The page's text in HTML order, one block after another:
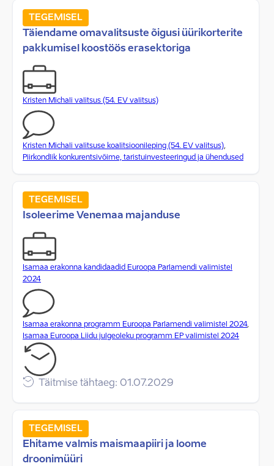
TEGEMISEL
Täiendame omavalitsuste õigusi üürikorterite
pakkumisel koostöös erasektoriga
Kristen Michali valitsus (54. EV valitsus)
Kristen Michali valitsuse koalitsioonileping (54. EV valitsus),
Piirkondlik konkurentsivõime, taristuinvesteeringud ja ühendused
TEGEMISEL
Isoleerime Venemaa majanduse
Isamaa erakonna kandidaadid Euroopa Parlamendi valimistel
2024
Isamaa erakonna programm Euroopa Parlamendi valimistel 2024,
Isamaa Euroopa Liidu julgeoleku programm EP valimistel 2024
Täitmise tähtaeg: 01.07.2029
TEGEMISEL
Ehitame valmis maismaapiiri ja loome
droonimüüri